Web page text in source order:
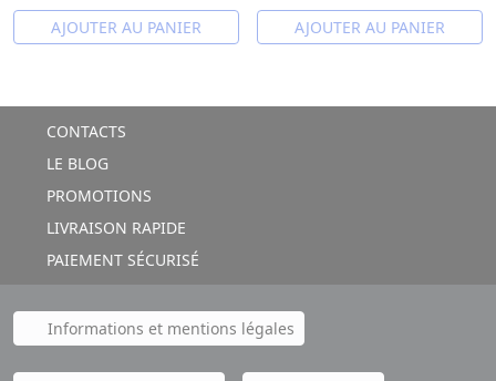
AJOUTER AU PANIER AJOUTER AU PANIER
CONTACTS
LE BLOG
PROMOTIONS
LIVRAISON RAPIDE
PAIEMENT SÉCURISÉ
Informations et mentions légales